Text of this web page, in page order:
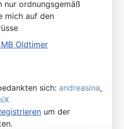
nur ordnungsgemäß
mich auf den
sich: andreasina,
um der